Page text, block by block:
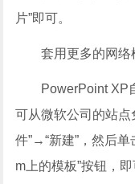
片”即可。
套用更多的网络
PowerPoint XP自
可从微软公司的站点
件”→“新建”，然后
m上的模板”按钮，